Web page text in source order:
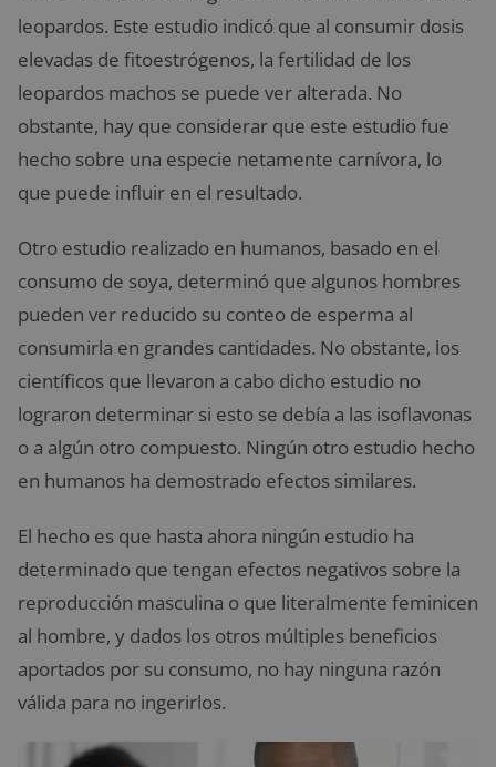
leopardos. Este estudio indicó que al consumir dosis
elevadas de fitoestrógenos, la fertilidad de los
leopardos machos se puede ver alterada. No
obstante, hay que considerar que este estudio fue
hecho sobre una especie netamente carnívora, lo
que puede influir en el resultado.
Otro estudio realizado en humanos, basado en el
consumo de soya, determinó que algunos hombres
pueden ver reducido su conteo de esperma al
consumirla en grandes cantidades. No obstante, los
científicos que llevaron a cabo dicho estudio no
lograron determinar si esto se debía a las isoflavonas
o a algún otro compuesto. Ningún otro estudio hecho
en humanos ha demostrado efectos similares.
El hecho es que hasta ahora ningún estudio ha
determinado que tengan efectos negativos sobre la
reproducción masculina o que literalmente feminicen
al hombre, y dados los otros múltiples beneficios
aportados por su consumo, no hay ninguna razón
válida para no ingerirlos.